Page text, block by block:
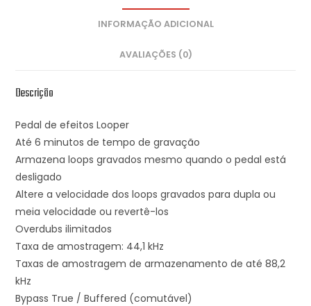
INFORMAÇÃO ADICIONAL
AVALIAÇÕES (0)
Descrição
Pedal de efeitos Looper
Até 6 minutos de tempo de gravação
Armazena loops gravados mesmo quando o pedal está
desligado
Altere a velocidade dos loops gravados para dupla ou
meia velocidade ou revertê-los
Overdubs ilimitados
Taxa de amostragem: 44,1 kHz
Taxas de amostragem de armazenamento de até 88,2
kHz
Bypass True / Buffered (comutável)